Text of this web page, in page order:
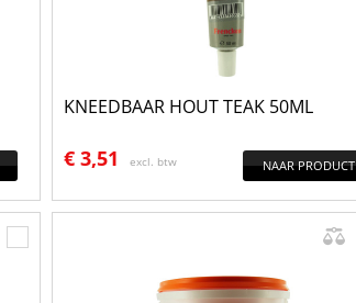
KNEEDBAAR HOUT TEAK 50ML
€ 3,51 excl. btw NAAR PRODUCT